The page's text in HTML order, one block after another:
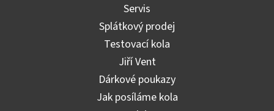
Servis
Splátkový prodej
Testovací kola
Jiří Vent
Dárkové poukazy
Jak posíláme kola